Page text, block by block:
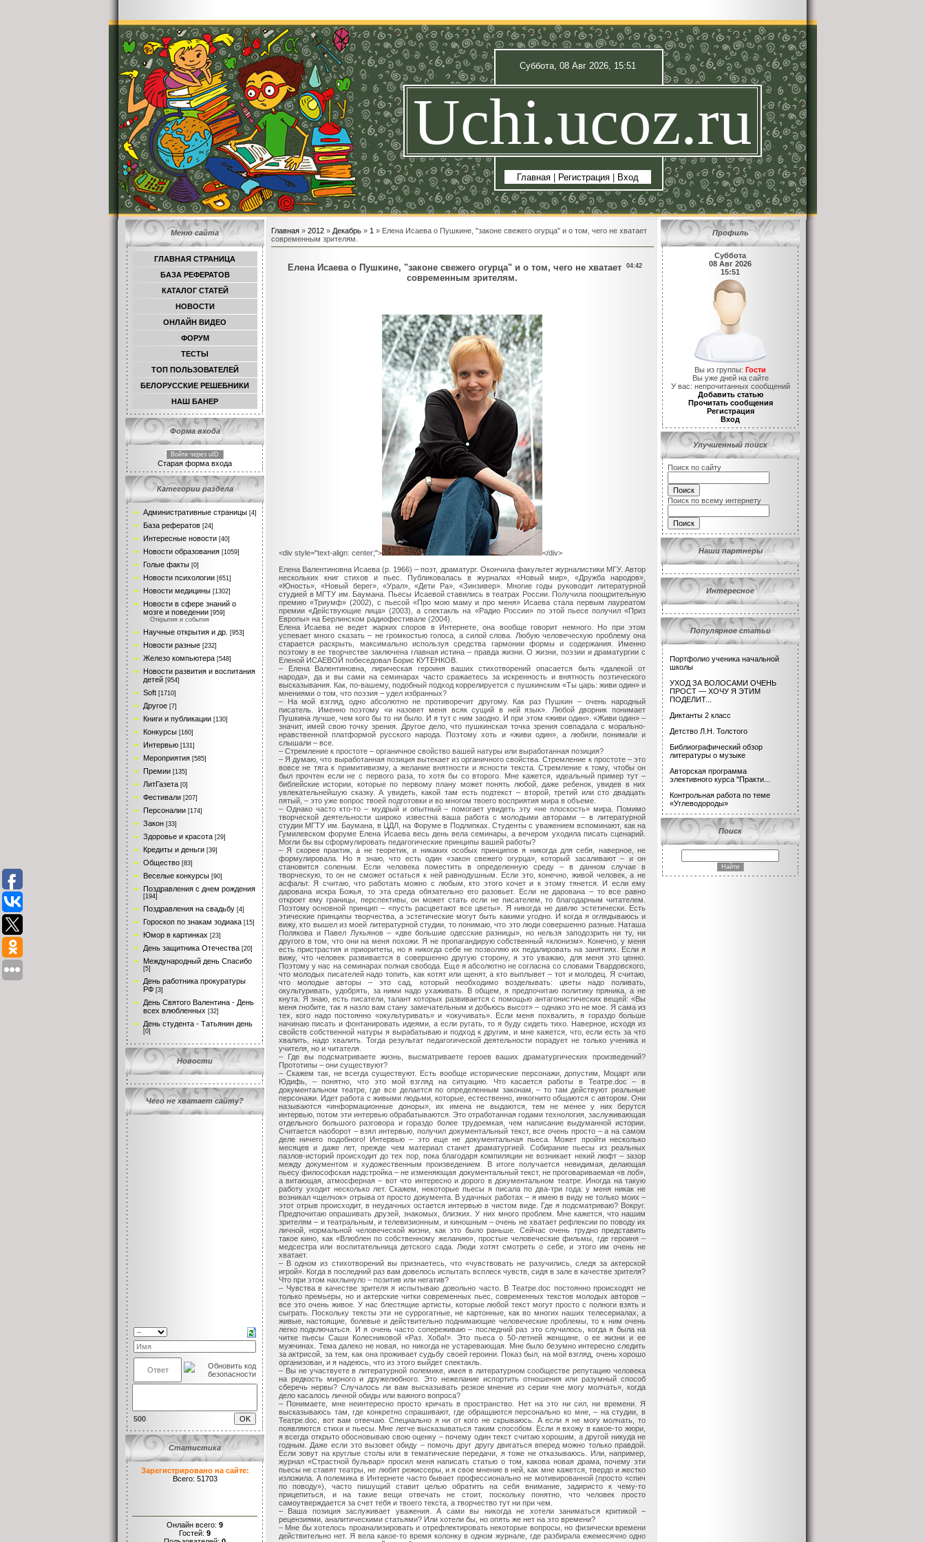
Суббота, 08 Авг 2026, 15:51
Uchi.ucoz.ru
Главная Регистрация Вход
Меню сайта
ГЛАВНАЯ СТРАНИЦА
БАЗА РЕФЕРАТОВ
КАТАЛОГ СТАТЕЙ
НОВОСТИ
ОНЛАЙН ВИДЕО
ФОРУМ
ТЕСТЫ
TОП ПОЛЬЗОВАТЕЛЕЙ
БЕЛОРУССКИЕ РЕШЕБНИКИ
НАШ БАНЕР
Форма входа
Войти через uID
Старая форма входа
Категории раздела
Административные страницы [4]
База рефератов [24]
Интересные новости [40]
Новости образования [1059]
Голые факты [0]
Новости психологии [651]
Новости медицины [1302]
Новости в сфере знаний о
мозге и поведении [959]
Открытия и события
Научные открытия и др. [953]
Новости разные [232]
Железо компьютера [548]
Новости развития и воспитания
детей [954]
Soft [1710]
Другое [7]
Книги и публикации [130]
Конкурсы [160]
Интервью [131]
Мероприятия [585]
Премии [135]
ЛитГазета [0]
Фестивали [207]
Персоналии [174]
Закон [33]
Здоровье и красота [29]
Кредиты и деньги [39]
Общество [83]
Веселые конкурсы [90]
Поздравления с днем рождения
[194]
Поздравления на свадьбу [4]
Гороскоп по знакам зодиака [15]
Юмор в картинках [23]
День защитника Отечества [20]
Международный день Спасибо
[5]
День работника прокуратуры
РФ [3]
День Святого Валентина - День
всех влюбленных [32]
День студента - Татьянин день
[0]
Новости
Чего не хватает сайту?
500
Статистика
Зарегистрировано на сайте:
Всего: 51703
Онлайн всего: 9
Гостей: 9
Главная » 2012 » Декабрь » 1 » Елена Исаева о Пушкине, "законе свежего огурца" и о том, чего не хватает
современным зрителям.
04:42
Елена Исаева о Пушкине, "законе свежего огурца" и о том, чего не хватает
современным зрителям.
<div style="text-align: center;">
</div>
Елена Валентиновна Исаева (р. 1966) – поэт, драматург. Окончила факультет журналистики МГУ. Автор
нескольких книг стихов и пьес. Публиковалась в журналах «Новый мир», «Дружба народов»,
«Юность», «Новый берег», «Урал», «Дети Ра», «Зинзивер». Многие годы руководит литературной
студией в МГТУ им. Баумана. Пьесы Исаевой ставились в театрах России. Получила поощрительную
премию «Триумф» (2002), с пьесой «Про мою маму и про меня» Исаева стала первым лауреатом
премии «Действующие лица» (2003), а спектакль на «Радио России» по этой пьесе получил «Приз
Европы» на Берлинском радиофестивале (2004).
Елена Исаева не ведет жарких споров в Интернете, она вообще говорит немного. Но при этом
успевает много сказать – не громкостью голоса, а силой слова. Любую человеческую проблему она
старается раскрыть, максимально используя средства гармонии формы и содержания. Именно
поэтому в ее творчестве заключена главная истина – правда жизни. О жизни, поэзии и драматургии с
Еленой ИСАЕВОЙ побеседовал Борис КУТЕНКОВ.
– Елена Валентиновна, лирическая героиня ваших стихотворений опасается быть «далекой от
народа», да и вы сами на семинарах часто сражаетесь за искренность и внятность поэтического
высказывания. Как, по-вашему, подобный подход коррелируется с пушкинским «Ты царь: живи один» и
мнениями о том, что поэзия – удел избранных?
– На мой взгляд, одно абсолютно не противоречит другому. Как раз Пушкин – очень народный
писатель. Именно поэтому «и назовет меня всяк сущий в ней язык». Любой дворник понимает
Пушкина лучше, чем кого бы то ни было. И я тут с ним заодно. И при этом «живи один». «Живи один» –
значит, имей свою точку зрения. Другое дело, что пушкинская точка зрения совпадала с морально-
нравственной платформой русского народа. Поэтому хоть и «живи один», а любили, понимали и
слышали – все.
– Стремление к простоте – органичное свойство вашей натуры или выработанная позиция?
– Я думаю, что выработанная позиция вытекает из органичного свойства. Стремление к простоте – это
вовсе не тяга к примитивизму, а желание внятности и ясности текста. Стремление к тому, чтобы он
был прочтен если не с первого раза, то хотя бы со второго. Мне кажется, идеальный пример тут –
библейские истории, которые по первому плану может понять любой, даже ребенок, увидев в них
увлекательнейшую сказку. А увидеть, какой там есть подтекст – второй, третий или сто двадцать
пятый, – это уже вопрос твоей подготовки и во многом твоего восприятия мира в объеме.
– Однако часто кто-то – мудрый и опытный – помогает увидеть эту «не плоскость» мира. Помимо
творческой деятельности широко известна ваша работа с молодыми авторами – в литературной
студии МГТУ им. Баумана, в ЦДЛ, на Форуме в Подлипках. Студенты с уважением вспоминают, как на
Гумилевском форуме Елена Исаева весь день вела семинары, а вечером уходила писать сценарий.
Могли бы вы сформулировать педагогические принципы вашей работы?
– Я скорее практик, а не теоретик, и никаких особых принципов я никогда для себя, наверное, не
формулировала. Но я знаю, что есть один «закон свежего огурца», который засаливают – и он
становится соленым. Если человека поместить в определенную среду – в данном случае в
творческую, то он не сможет остаться к ней равнодушным. Если это, конечно, живой человек, а не
асфальт. Я считаю, что работать можно с любым, кто этого хочет и к этому тянется. И если ему
дарована искра Божья, то эта среда обязательно его разовьет. Если не дарована – то все равно
откроет ему границы, перспективы, он может стать если не писателем, то благодарным читателем.
Поэтому основной принцип – «пусть расцветают все цветы». Я никогда не давлю эстетически. Есть
этические принципы творчества, а эстетические могут быть какими угодно. И когда я оглядываюсь и
вижу, кто вышел из моей литературной студии, то понимаю, что это люди совершенно разные. Наташа
Полякова и Павел Лукьянов – «две большие одесские разницы», но нельзя заподозрить ни ту, ни
другого в том, что они на меня похожи. Я не пропагандирую собственный «клонизм». Конечно, у меня
есть пристрастия и приоритеты, но я никогда себе не позволяю их педалировать на занятиях. Если я
вижу, что человек развивается в совершенно другую сторону, я это уважаю, для меня это ценно.
Поэтому у нас на семинарах полная свобода. Еще я абсолютно не согласна со словами Твардовского,
что молодых писателей надо топить, как котят или щенят, а кто выплывет – тот и молодец. Я считаю,
что молодые авторы – это сад, который необходимо возделывать: цветы надо поливать,
окультуривать, удобрять, за ними надо ухаживать. В общем, я предпочитаю политику пряника, а не
кнута. Я знаю, есть писатели, талант которых развивается с помощью антагонистических вещей: «Вы
меня гнобите, так я назло вам стану замечательным и добьюсь высот» – однако это не мое. Я сама из
тех, кого надо постоянно «окультуривать» и «окучивать». Если меня похвалить, я гораздо больше
начинаю писать и фонтанировать идеями, а если ругать, то я буду сидеть тихо. Наверное, исходя из
свойств собственной натуры я вырабатываю и подход к другим, и мне кажется, что, если есть за что
хвалить, надо хвалить. Тогда результат педагогической деятельности порадует не только ученика и
учителя, но и читателя.
– Где вы подсматриваете жизнь, высматриваете героев ваших драматургических произведений?
Прототипы – они существуют?
– Скажем так, не всегда существуют. Есть вообще исторические персонажи, допустим, Моцарт или
Юдифь, – понятно, что это мой взгляд на ситуацию. Что касается работы в Театре.doc – в
документальном театре, где все делается по определенным законам, – то там действуют реальные
персонажи. Идет работа с живыми людьми, которые, естественно, инкогнито общаются с автором. Они
называются «информационные доноры», их имена не выдаются, тем не менее у них берутся
интервью, потом эти интервью обрабатываются. Это отработанная годами технология, заслуживающая
отдельного большого разговора и гораздо более трудоемкая, чем написание выдуманной истории.
Считается наоборот – взял интервью, получил документальный текст, все очень просто – а на самом
деле ничего подобного! Интервью – это еще не документальная пьеса. Может пройти несколько
месяцев и даже лет, прежде чем материал станет драматургией. Собирание пьесы из реальных
пазлов-историй происходит до тех пор, пока благодаря компиляции не возникает некий люфт – зазор
между документом и художественным произведением. В итоге получается невидимая, делающая
пьесу философская надстройка – не изменяющая документальный текст, не проговариваемая «в лоб»,
а витающая, атмосферная – вот что интересно и дорого в документальном театре. Иногда на такую
работу уходит несколько лет. Скажем, некоторые пьесы я писала по два-три года: у меня никак не
возникал «щелчок» отрыва от просто документа. В удачных работах – я имею в виду не только моих –
этот отрыв происходит, в неудачных остается интервью в чистом виде. Где я подсматриваю? Вокруг.
Предпочитаю опрашивать друзей, знакомых, близких. У них много проблем. Мне кажется, что нашим
зрителям – и театральным, и телевизионным, и киношным – очень не хватает рефлексии по поводу их
личной, нормальной человеческой жизни, как это было раньше. Сейчас очень трудно представить
такое кино, как «Влюблен по собственному желанию», простые человеческие фильмы, где героиня –
медсестра или воспитательница детского сада. Люди хотят смотреть о себе, и этого им очень не
хватает.
– В одном из стихотворений вы признаетесь, что «чувствовать не разучились, следя за актерской
игрой». Когда в последний раз вам довелось испытать всплеск чувств, сидя в зале в качестве зрителя?
Что при этом нахлынуло – позитив или негатив?
– Чувства в качестве зрителя я испытываю довольно часто. В Театре.doc постоянно происходят не
только премьеры, но и актерские читки современных пьес, современных текстов молодых авторов –
все это очень живое. У нас блестящие артисты, которые любой текст могут просто с полноги взять и
сыграть. Поскольку тексты эти не суррогатные, не картонные, как во многих наших телесериалах, а
живые, настоящие, болевые и действительно поднимающие человеческие проблемы, то к ним очень
легко подключаться. И я очень часто сопереживаю – последний раз это случилось, когда я была на
читке пьесы Саши Колесниковой «Раз. Хоба!». Это пьеса о 50-летней женщине, о ее жизни и ее
мужчинах. Тема далеко не новая, но никогда не устаревающая. Мне было безумно интересно следить
за актрисой, за тем, как она проживает судьбу своей героини. Показ был, на мой взгляд, очень хорошо
организован, и я надеюсь, что из этого выйдет спектакль.
– Вы не участвуете в литературной полемике, имея в литературном сообществе репутацию человека
на редкость мирного и дружелюбного. Это нежелание испортить отношения или разумный способ
сберечь нервы? Случалось ли вам высказывать резкое мнение из серии «не могу молчать», когда
дело касалось личной обиды или важного вопроса?
– Понимаете, мне неинтересно просто кричать в пространство. Нет на это ни сил, ни времени. Я
высказываюсь там, где конкретно спрашивают, где обращаются персонально ко мне, – на студии, в
Театре.doc, вот вам отвечаю. Специально я ни от кого не скрываюсь. А если я не могу молчать, то
появляются стихи и пьесы. Мне легче высказываться таким способом. Если я вхожу в какое-то жюри,
я всегда открыто обосновываю свою оценку – почему один текст считаю хорошим, а другой никуда не
годным. Даже если это вызовет обиду – помочь друг другу двигаться вперед можно только правдой.
Если зовут на круглые столы или в тематические передачи, я тоже не отказываюсь. Или, например,
журнал «Страстной бульвар» просил меня написать статью о том, какова новая драма, почему эти
пьесы не ставят театры, не любят режиссеры, и я свое мнение в ней, как мне кажется, твердо и жестко
изложила. А полемика в Интернете часто бывает профессионально не мотивированной (просто «спич
по поводу»), часто пишущий ставит целью обратить на себя внимание, задиристо к чему-то
прицепиться, и на такие вещи отвечать не стоит, поскольку понятно, что человек просто
самоутверждается за счет тебя и твоего текста, а творчество тут ни при чем.
– Ваша позиция заслуживает уважения. А сами вы никогда не хотели заниматься критикой –
рецензиями, аналитическими статьями? Или хотели бы, но опять же нет на это времени?
– Мне бы хотелось проанализировать и отрефлектировать некоторые вопросы, но физически времени
действительно нет. Я вела какое-то время колонку в одном журнале, где разбирала ежемесячно одно
Профиль
Суббота
08 Авг 2026
15:51
Вы из группы: Гости
Вы уже дней на сайте
У вас: непрочитанных сообщений
Добавить статью
Прочитать сообщения
Регистрация
Вход
Улучшенный поиск
Поиск по сайту
Поиск по всему интернету
Наши партнеры
Интересное
Популярное статьи
Портфолио ученика начальной
школы
УХОД ЗА ВОЛОСАМИ ОЧЕНЬ
ПРОСТ — ХОЧУ Я ЭТИМ
ПОДЕЛИТ...
Диктанты 2 класс
Детство Л.Н. Толстого
Библиографический обзор
литературы о музыке
Авторская программа
элективного курса "Практи...
Контрольная работа по теме
«Углеводороды»
Поиск